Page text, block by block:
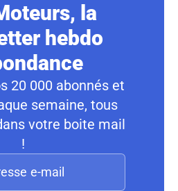
la
hebdo
20 000 abonnés et
semaine, tous
votre boite mail
!